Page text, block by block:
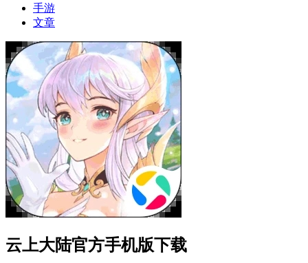
手游
文章
云上大陆官方手机版下载